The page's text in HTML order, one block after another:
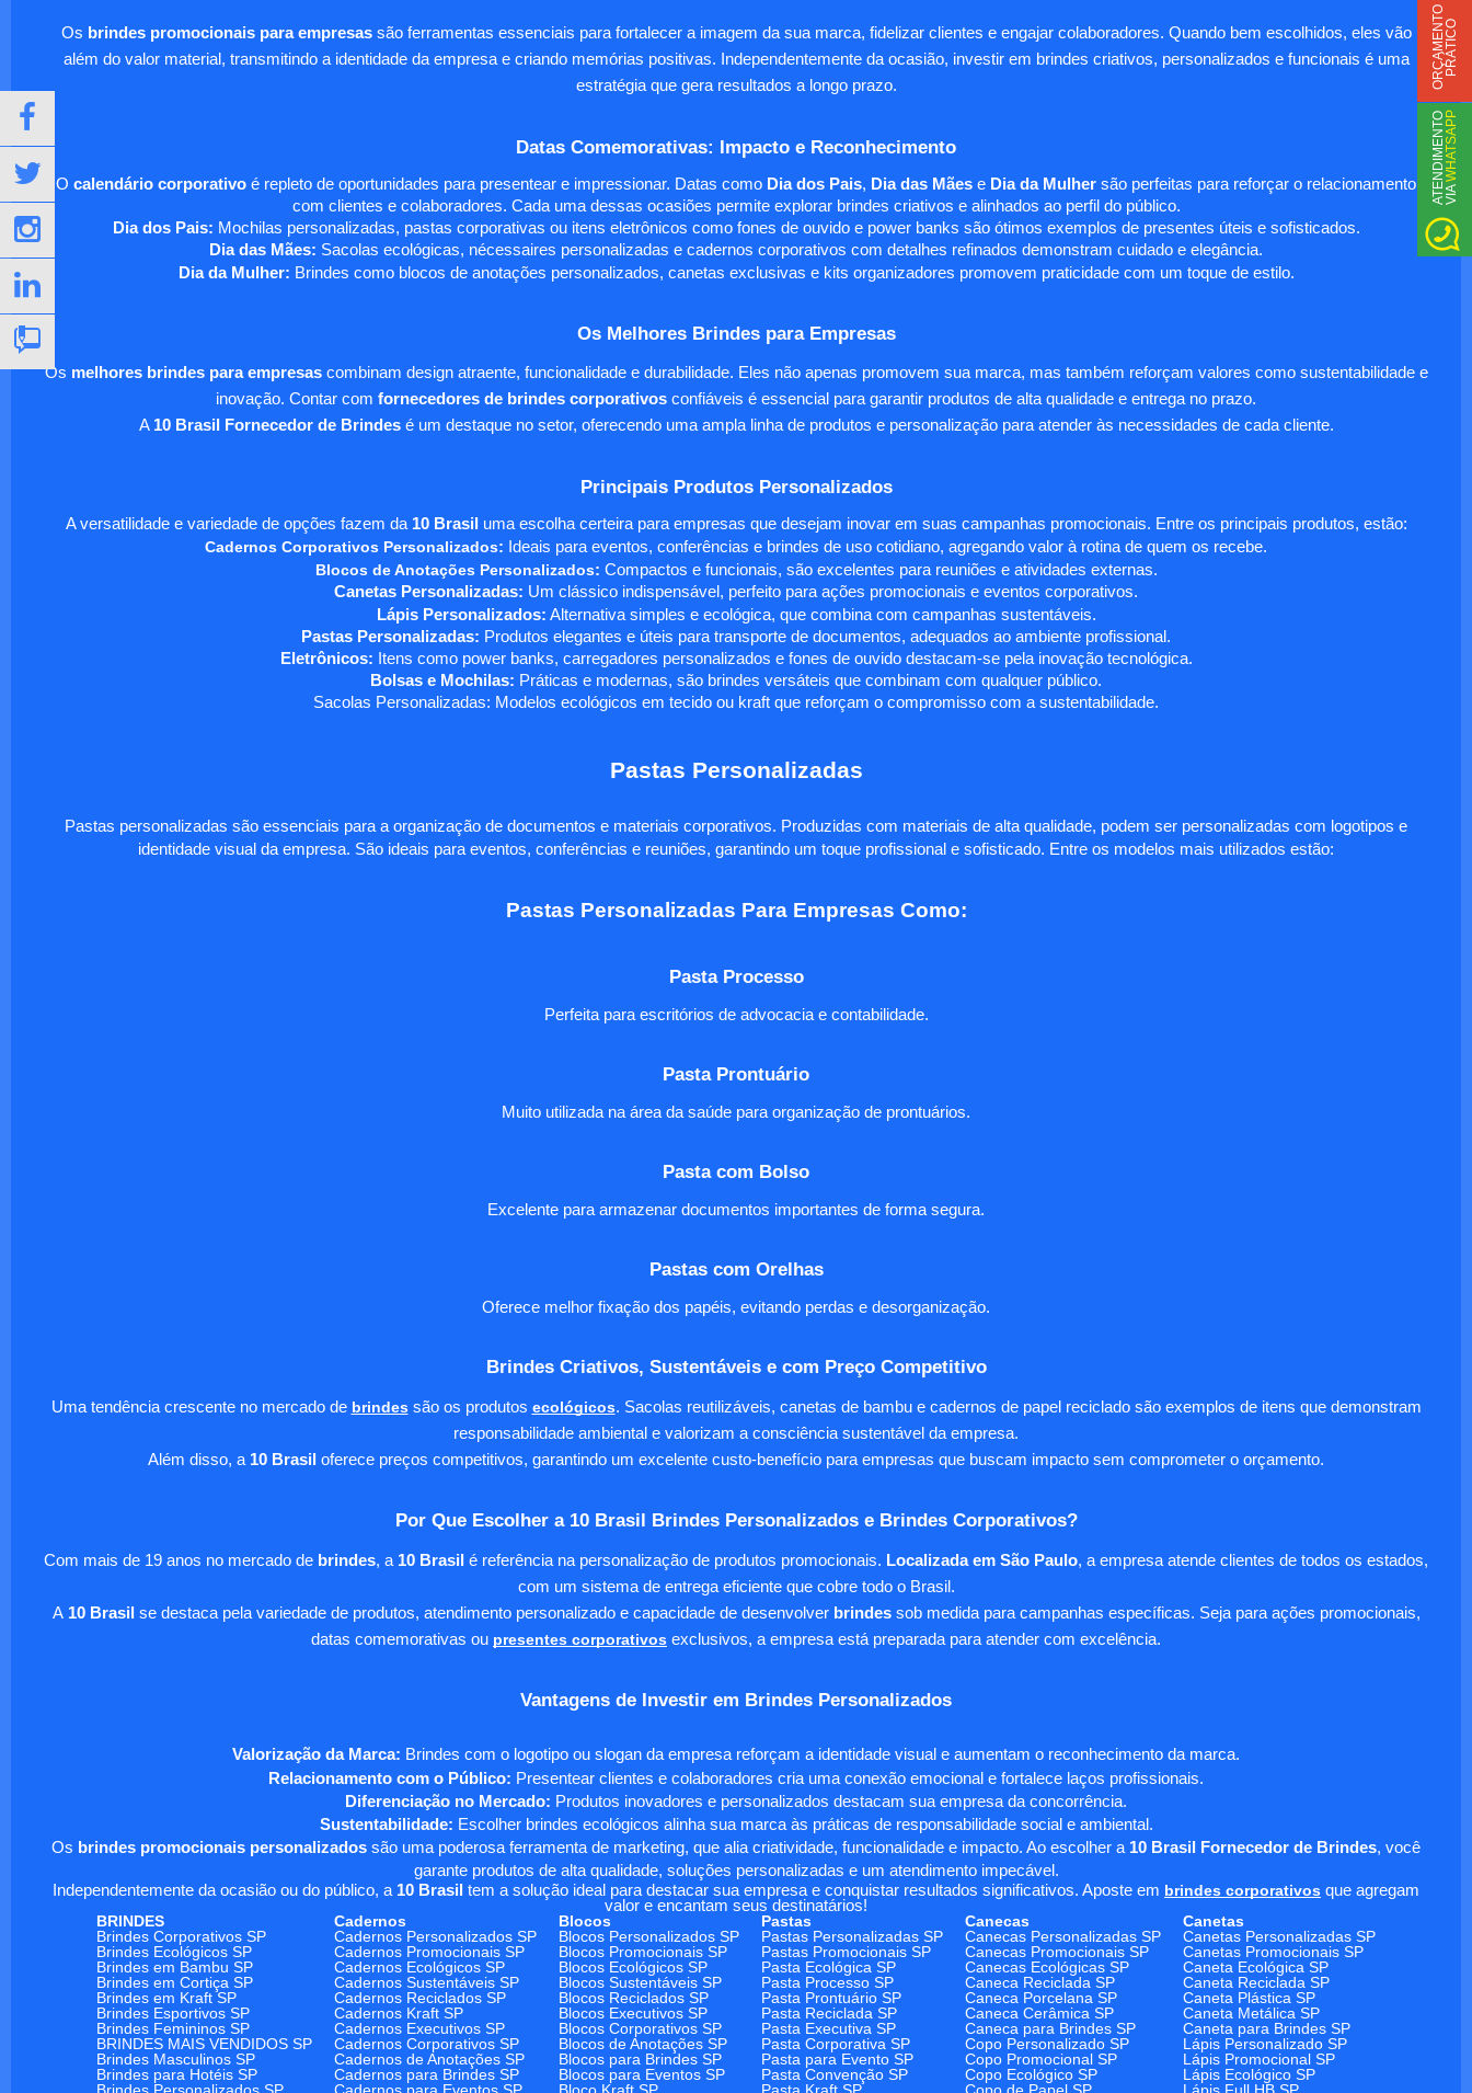
Os brindes promocionais para empresassão ferramentas essenciais para fortalecer a imagem da sua marca, fidelizar clientes e engajar colaboradores. Quando bem escolhidos, eles vão
além do valor material, transmitindo a identidade da empresa e criando memórias positivas. Independentemente da ocasião, investir em brindes criativos, personalizados e funcionais é uma
estratégia que gera resultados a longo prazo.
Datas Comemorativas: Impacto e Reconhecimento
O calendário corporativo é repleto de oportunidades para presentear e impressionar. Datas como Dia dos Pais, Dia das Mães e Dia da Mulher são perfeitas para reforçar o relacionamento
com clientes e colaboradores. Cada uma dessas ocasiões permite explorar brindes criativos e alinhados ao perfil do público.
Dia dos Pais: Mochilas personalizadas, pastas corporativas ou itens eletrônicos como fones de ouvido e power banks são ótimos exemplos de presentes úteis e sofisticados.
Dia das Mães: Sacolas ecológicas, nécessaires personalizadas e cadernos corporativos com detalhes refinados demonstram cuidado e elegância.
Dia da Mulher: Brindes como blocos de anotações personalizados, canetas exclusivas e kits organizadores promovem praticidade com um toque de estilo.
Os Melhores Brindes para Empresas
Os melhores brindes para empresascombinam design atraente, funcionalidade e durabilidade. Eles não apenas promovem sua marca, mas também reforçam valores como sustentabilidade e
inovação. Contar com fornecedores de brindes corporativos confiáveis é essencial para garantir produtos de alta qualidade e entrega no prazo.
A 10 Brasil Fornecedor de Brindesé um destaque no setor, oferecendo uma ampla linha de produtos e personalização para atender às necessidades de cada cliente.
Principais Produtos Personalizados
A versatilidade e variedade de opções fazem da 10 Brasil uma escolha certeira para empresas que desejam inovar em suas campanhas promocionais. Entre os principais produtos, estão:
Cadernos Corporativos Personalizados: Ideais para eventos, conferências e brindes de uso cotidiano, agregando valor à rotina de quem os recebe.
Blocos de Anotações Personalizados: Compactos e funcionais, são excelentes para reuniões e atividades externas.
Canetas Personalizadas: Um clássico indispensável, perfeito para ações promocionais e eventos corporativos.
Lápis Personalizados: Alternativa simples e ecológica, que combina com campanhas sustentáveis.
Pastas Personalizadas: Produtos elegantes e úteis para transporte de documentos, adequados ao ambiente profissional.
Eletrônicos: Itens como power banks, carregadores personalizados e fones de ouvido destacam-se pela inovação tecnológica.
Bolsas e Mochilas: Práticas e modernas, são brindes versáteis que combinam com qualquer público.
Sacolas Personalizadas: Modelos ecológicos em tecido ou kraft que reforçam o compromisso com a sustentabilidade.
Pastas Personalizadas
Pastas personalizadas são essenciais para a organização de documentos e materiais corporativos. Produzidas com materiais de alta qualidade, podem ser personalizadas com logotipos e
identidade visual da empresa. São ideais para eventos, conferências e reuniões, garantindo um toque profissional e sofisticado. Entre os modelos mais utilizados estão:
Pastas Personalizadas Para Empresas Como:
Pasta Processo
Perfeita para escritórios de advocacia e contabilidade.
Pasta Prontuário
Muito utilizada na área da saúde para organização de prontuários.
Pasta com Bolso
Excelente para armazenar documentos importantes de forma segura.
Pastas com Orelhas
Oferece melhor fixação dos papéis, evitando perdas e desorganização.
Brindes Criativos, Sustentáveis e com Preço Competitivo
Uma tendência crescente no mercado de brindessão os produtos ecológicos. Sacolas reutilizáveis, canetas de bambu e cadernos de papel reciclado são exemplos de itens que demonstram
responsabilidade ambiental e valorizam a consciência sustentável da empresa.
Além disso, a 10 Brasil oferece preços competitivos, garantindo um excelente custo-benefício para empresas que buscam impacto sem comprometer o orçamento.
Por Que Escolher a 10 Brasil Brindes Personalizados e Brindes Corporativos?
Com mais de 19 anos no mercado de brindes, a 10 Brasil é referência na personalização de produtos promocionais. Localizada em São Paulo, a empresa atende clientes de todos os estados,
com um sistema de entrega eficiente que cobre todo o Brasil.
A10 Brasilse destaca pela variedade de produtos, atendimento personalizado e capacidade de desenvolver brindessob medida para campanhas específicas. Seja para ações promocionais,
datas comemorativas ou presentes corporativos exclusivos, a empresa está preparada para atender com excelência.
Vantagens de Investir em Brindes Personalizados
Valorização da Marca: Brindes com o logotipo ou slogan da empresa reforçam a identidade visual e aumentam o reconhecimento da marca.
Relacionamento com o Público: Presentear clientes e colaboradores cria uma conexão emocional e fortalece laços profissionais.
Diferenciação no Mercado: Produtos inovadores e personalizados destacam sua empresa da concorrência.
Sustentabilidade: Escolher brindes ecológicos alinha sua marca às práticas de responsabilidade social e ambiental.
Os brindes promocionais personalizados são uma poderosa ferramenta de marketing, que alia criatividade, funcionalidade e impacto. Ao escolher a 10 Brasil Fornecedor de Brindes, você
garante produtos de alta qualidade, soluções personalizadas e um atendimento impecável.
Independentemente da ocasião ou do público, a 10 Brasil tem a solução ideal para destacar sua empresa e conquistar resultados significativos. Aposte em brindes corporativos que agregam
valor e encantam seus destinatários!
BRINDES
Cadernos Blocos Pastas Canecas
Canetas
Brindes Corporativos SP
Cadernos Personalizados SP Blocos Personalizados SP Pastas Personalizadas SP Canecas Personalizadas SP
Canetas Personalizadas SP
Brindes Ecológicos SP
Cadernos Promocionais SP Blocos Promocionais SP Pastas Promocionais SP Canecas Promocionais SP
Canetas Promocionais SP
Brindes em Bambu SP
Cadernos Ecológicos SP Blocos Ecológicos SP Pasta Ecológica SP Canecas Ecológicas SP
Caneta Ecológica SP
Brindes em Cortiça SP
Cadernos Sustentáveis SP Blocos Sustentáveis SP Pasta Processo SP Caneca Reciclada SP
Caneta Reciclada SP
Brindes em Kraft SP
Cadernos Reciclados SP Blocos Reciclados SP Pasta Prontuário SP Caneca Porcelana SP
Caneta Plástica SP
Brindes Esportivos SP
Cadernos Kraft SP Blocos Executivos SP Pasta Reciclada SP Caneca Cerâmica SP
Caneta Metálica SP
Brindes Femininos SP
Cadernos Executivos SP Blocos Corporativos SP Pasta Executiva SP Caneca para Brindes SP
Caneta para Brindes SP
BRINDES MAIS VENDIDOS SP
Cadernos Corporativos SP Blocos de Anotações SP Pasta Corporativa SP Copo Personalizado SP
Lápis Personalizado SP
Brindes Masculinos SP
Cadernos de Anotações SP Blocos para Brindes SP Pasta para Evento SP Copo Promocional SP
Lápis Promocional SP
Brindes para Hotéis SP
Cadernos para Brindes SP Blocos para Eventos SP Pasta Convenção SP Copo Ecológico SP
Lápis Ecológico SP
O
R
Ç
A
M
E
N
T
O
P
R
Á
T
I
CO
A
TE
N
D
I
M
E
N
T
O
V
I
AWHATSAPP